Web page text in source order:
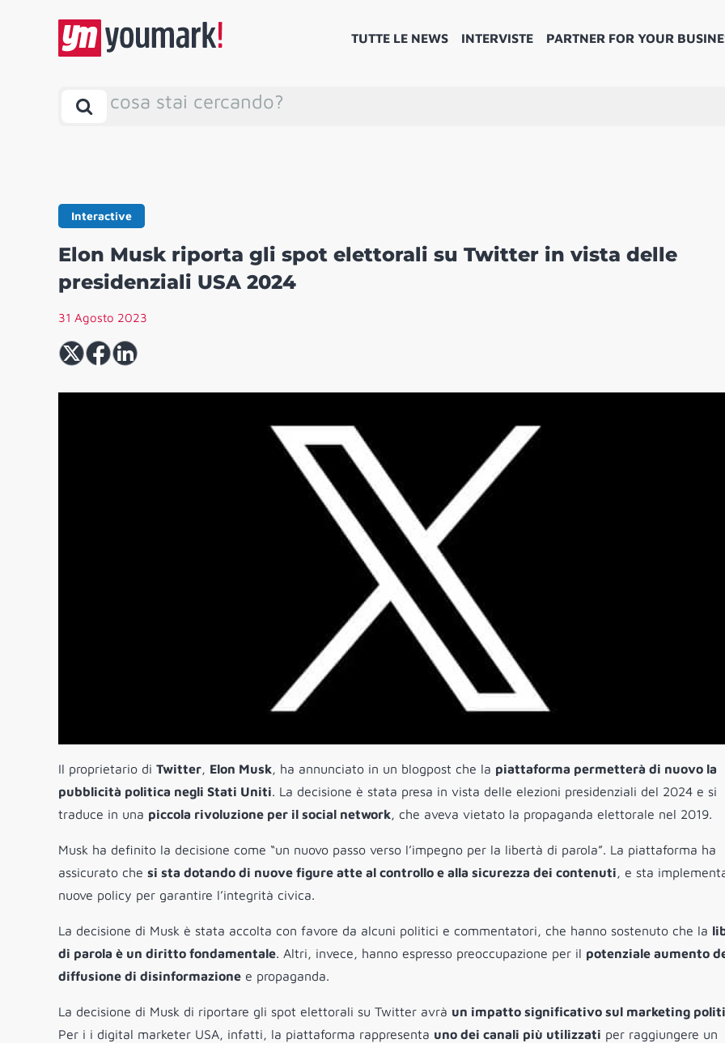
TUTTE LE NEWS INTERVISTE PARTNER FOR YOUR
cosa stai cercando?
Interactive
Elon Musk riporta gli spot elettorali su Twitter in vista delle
presidenziali USA 2024
31 Agosto 2023
Il proprietario di Twitter, Elon Musk, ha annunciato in un blogpost che la piattaforma permetterà di nuovo la
pubblicità politica negli Stati Uniti. La decisione è stata presa in vista delle elezioni presidenziali del 2024 e si
traduce in una piccola rivoluzione per il social network, che aveva vietato la propaganda elettorale nel 2019.
Musk ha definito la decisione come “un nuovo passo verso l’impegno per la libertà di parola”. La piattaforma ha
assicurato che si sta dotando di nuove figure atte al controllo e alla sicurezza dei contenuti, e sta
nuove policy per garantire l’integrità civica.
La decisione di Musk è stata accolta con favore da alcuni politici e commentatori, che hanno sostenuto che la
di parola è un diritto fondamentale. Altri, invece, hanno espresso preoccupazione per il potenziale aumento
diffusione di disinformazione e propaganda.
La decisione di Musk di riportare gli spot elettorali su Twitter avrà un impatto significativo sul marketing
Per i i digital marketer USA, infatti, la piattaforma rappresenta uno dei canali più utilizzati per raggiungere un